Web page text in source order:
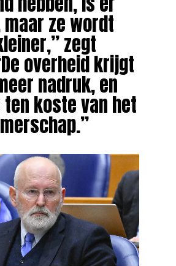
ze wordt
zegt
overheid krijgt
nadruk, en
koste van het